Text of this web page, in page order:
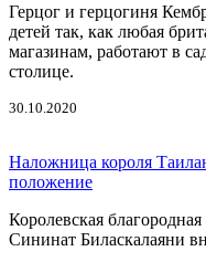
Герцог и герцогиня
детей так, как любая
магазинам, работают в
столице.
30.10.2020
Наложница короля
положение
Королевская
Сининат Биласкалаяни